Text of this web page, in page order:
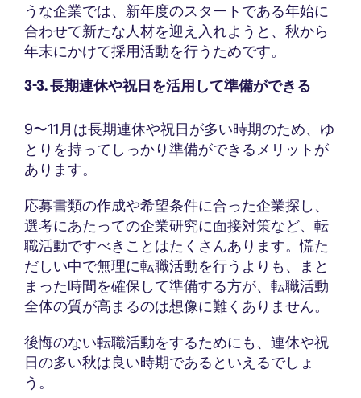
うな企業では、新年度のスタートである年始に
合わせて新たな人材を迎え入れようと、秋から
年末にかけて採用活動を行うためです。
3-3. 長期連休や祝日を活用して準備ができる
9〜11月は長期連休や祝日が多い時期のため、ゆ
とりを持ってしっかり準備ができるメリットが
あります。
応募書類の作成や希望条件に合った企業探し、
選考にあたっての企業研究に面接対策など、転
職活動ですべきことはたくさんあります。慌た
だしい中で無理に転職活動を行うよりも、まと
まった時間を確保して準備する方が、転職活動
全体の質が高まるのは想像に難くありません。
後悔のない転職活動をするためにも、連休や祝
日の多い秋は良い時期であるといえるでしょ
う。